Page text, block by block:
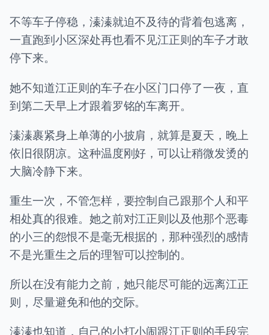
不等车子停稳，溱溱就迫不及待的背着包逃离，
一直跑到小区深处再也看不见江正则的车子才敢
停下来。
她不知道江正则的车子在小区门口停了一夜，直
到第二天早上才跟着罗铭的车离开。
溱溱裹紧身上单薄的小披肩，就算是夏天，晚上
依旧很阴凉。这种温度刚好，可以让稍微发烫的
大脑冷静下来。
重生一次，不管怎样，要控制自己跟那个人和平
相处真的很难。她之前对江正则以及他那个恶毒
的小三的怨恨不是毫无根据的，那种强烈的感情
不是光重生之后的理智可以控制的。
所以在没有能力之前，她只能尽可能的远离江正
则，尽量避免和他的交际。
溱溱也知道，自己的小打小闹跟江正则的手段完